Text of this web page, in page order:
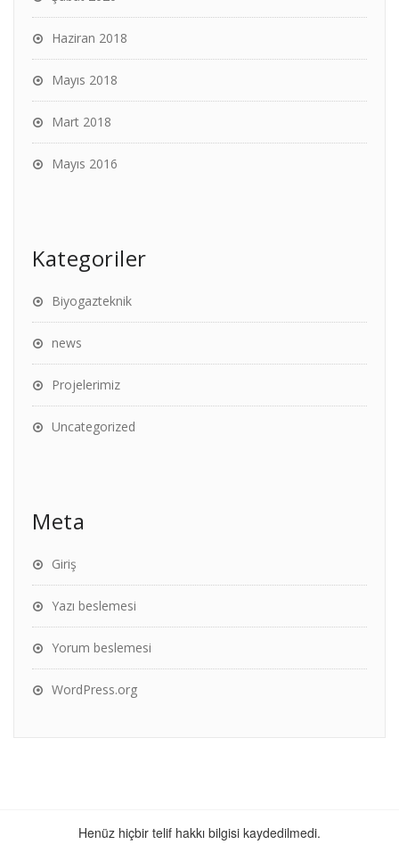
Haziran 2018
Mayıs 2018
Mart 2018
Mayıs 2016
Kategoriler
Biyogazteknik
news
Projelerimiz
Uncategorized
Meta
Giriş
Yazı beslemesi
Yorum beslemesi
WordPress.org
Henüz hiçbir telif hakkı bilgisi kaydedilmedi.